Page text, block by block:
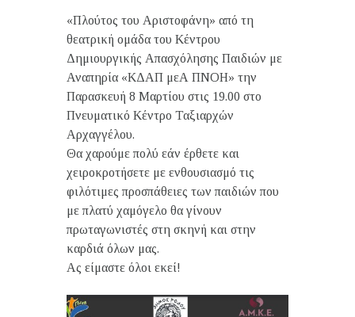
«Πλούτος του Αριστοφάνη» από τη
θεατρική ομάδα του Κέντρου
Δημιουργικής Απασχόλησης Παιδιών με
Αναπηρία «ΚΔΑΠ μεΑ ΠΝΟΗ» την
Παρασκευή 8 Μαρτίου στις 19.00 στο
Πνευματικό Κέντρο Ταξιαρχών
Αρχαγγέλου.
Θα χαρούμε πολύ εάν έρθετε και
χειροκροτήσετε με ενθουσιασμό τις
φιλότιμες προσπάθειες των παιδιών που
με πλατύ χαμόγελο θα γίνουν
πρωταγωνιστές στη σκηνή και στην
καρδιά όλων μας.
Ας είμαστε όλοι εκεί!